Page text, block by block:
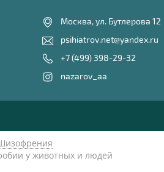
Москва, ул. Бутлерова 12
psihiatrov.net@yandex.ru
+7 (499) 398-29-32
nazarov_aa
у животных и людей